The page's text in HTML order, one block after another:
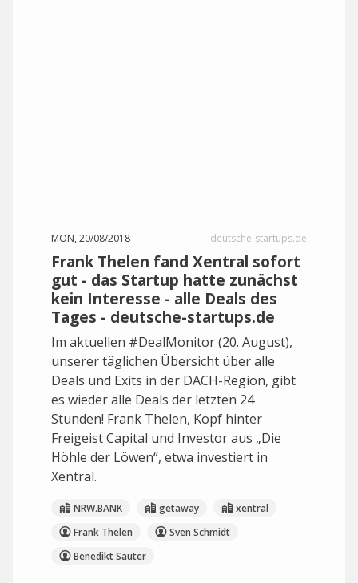
MON, 20/08/2018 deutsche-startups.de
Frank Thelen fand Xentral sofort
gut - das Startup hatte zunächst
kein Interesse - alle Deals des
Tages - deutsche-startups.de
Im aktuellen #DealMonitor (20. August),
unserer täglichen Übersicht über alle
Deals und Exits in der DACH-Region, gibt
es wieder alle Deals der letzten 24
Stunden! Frank Thelen, Kopf hinter
Freigeist Capital und Investor aus „Die
Höhle der Löwen“, etwa investiert in
Xentral.
NRW.BANK getaway
xentral
Frank Thelen
Sven Schmidt
Benedikt Sauter